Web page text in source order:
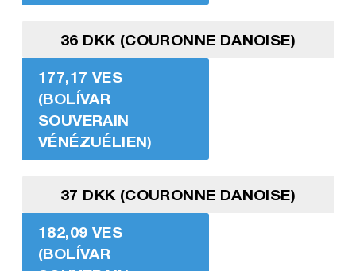
36 DKK (COURONNE DANOISE)
177,17 VES
(BOLÍVAR
SOUVERAIN
VÉNÉZUÉLIEN)
37 DKK (COURONNE DANOISE)
182,09 VES
(BOLÍVAR